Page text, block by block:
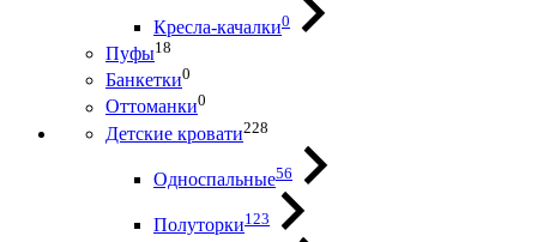
Кресла-качалки0
Пуфы18
Банкетки0
Оттоманки0
Детские кровати228
Односпальные56
Полуторки123